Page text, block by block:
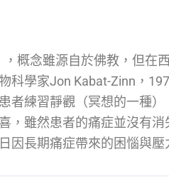
概念雖源自於佛教，但在
科學家Jon Kabat-Zinn，
者練習靜觀（冥想的一種
，雖然患者的痛症並沒有
因長期痛症帶來的困惱與壓